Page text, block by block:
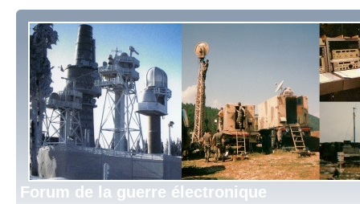
Forum de la guerre électronique